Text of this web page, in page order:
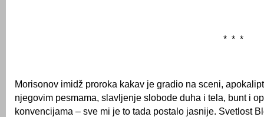
* * *
Morisonov imidž proroka kakav je gradio na sceni,
njegovim pesmama, slavljenje slobode duha i tela, bunt i
konvencijama – sve mi je to tada postalo jasnije. Svetlost